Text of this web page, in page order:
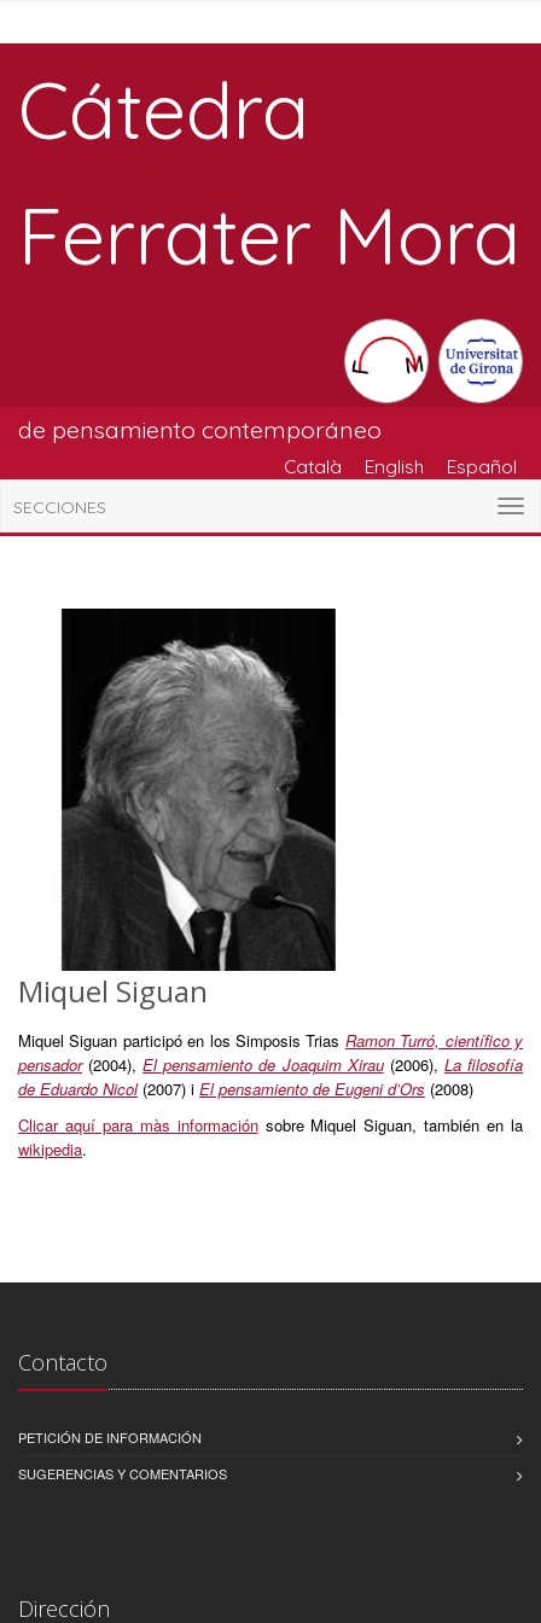
Cátedra
Ferrater Mora
de pensamiento contemporáneo
Català English Español
SECCIONES
Miquel Siguan
Miquel Siguan participó en los Simposis Trias Ramon Turró, científico y
pensador(2004),El pensamiento de Joaquim Xirau(2006), La filosofía
de Eduardo Nicol(2007) i El pensamiento de Eugeni d’Ors (2008)
Clicar aquí para màs informaciónsobre Miquel Siguan, también en la
wikipedia.
Contacto
PETICIÓN DE INFORMACIÓN
SUGERENCIAS Y COMENTARIOS
Dirección